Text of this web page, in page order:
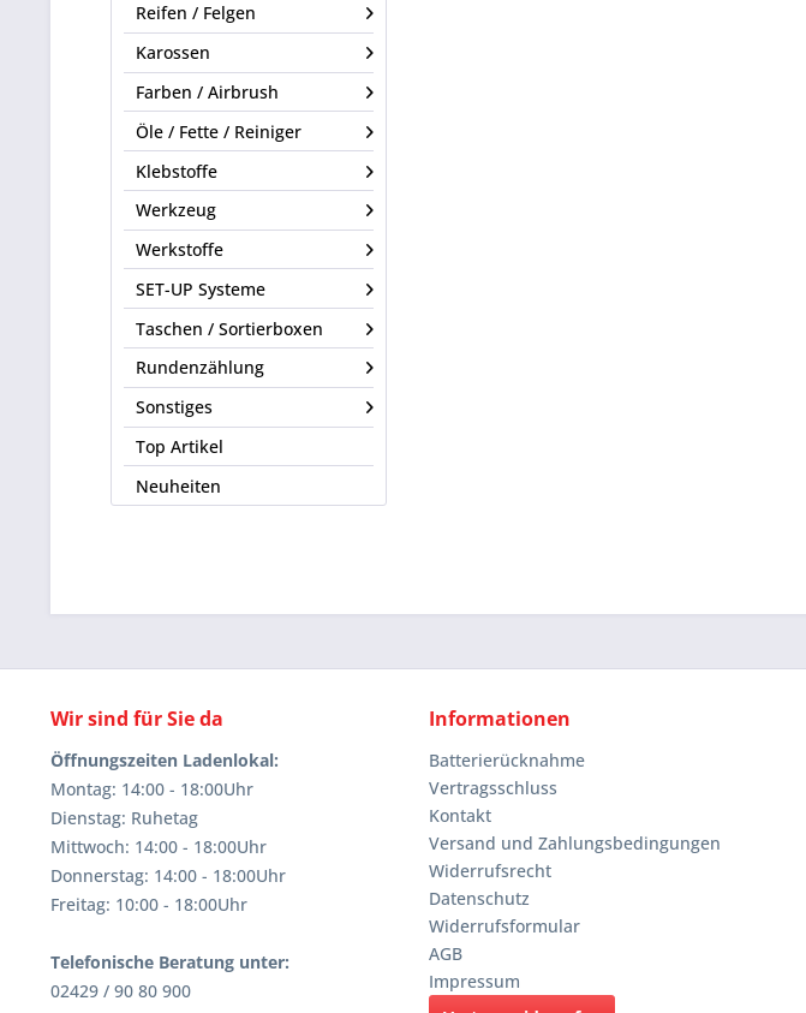
Reifen / Felgen
Karossen
Farben / Airbrush
Öle / Fette / Reiniger
Klebstoffe
Werkzeug
Werkstoffe
SET-UP Systeme
Taschen / Sortierboxen
Rundenzählung
Sonstiges
Top Artikel
Neuheiten
Wir sind für Sie da
Öffnungszeiten Ladenlokal:
Montag: 14:00 - 18:00Uhr
Dienstag: Ruhetag
Mittwoch: 14:00 - 18:00Uhr
Donnerstag: 14:00 - 18:00Uhr
Freitag: 10:00 - 18:00Uhr
Telefonische Beratung unter:
02429 / 90 80 900
Informationen
Batterierücknahme
Vertragsschluss
Kontakt
Versand und Zahlungsbedingungen
Widerrufsrecht
Datenschutz
Widerrufsformular
AGB
Impressum